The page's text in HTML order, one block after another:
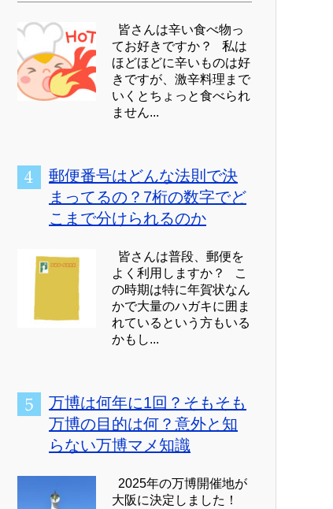
皆さんは辛い食べ物っ
てお好きですか？ 私は
ほどほどに辛いものは好
きですが、激辛料理まで
いくとちょっと食べられ
ません...
郵便番号はどんな法則で決
まってるの？7桁の数字でど
こまで分けられるのか
皆さんは普段、郵便を
よく利用しますか？ こ
の時期は特に年賀状なん
かで大量のハガキに囲ま
れているという方もいる
かもし...
万博は何年に1回？そもそも
万博の目的は何？意外と知
らない万博マメ知識
2025年の万博開催地が
大阪に決定しました！